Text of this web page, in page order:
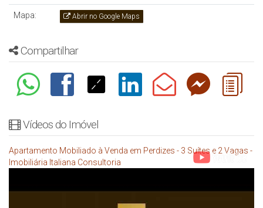
Mapa: Abrir no Google Maps
Compartilhar
Vídeos do Imóvel
Apartamento Mobiliado à Venda em Perdizes - 3 Suítes e 2 Vagas -
Imobiliária Italiana Consultoria